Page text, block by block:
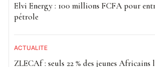
Elvi Energy : 100 millions FCFA pour
pétrole
ACTUALITE
ZLECAf : seuls 22 % des jeunes Africains